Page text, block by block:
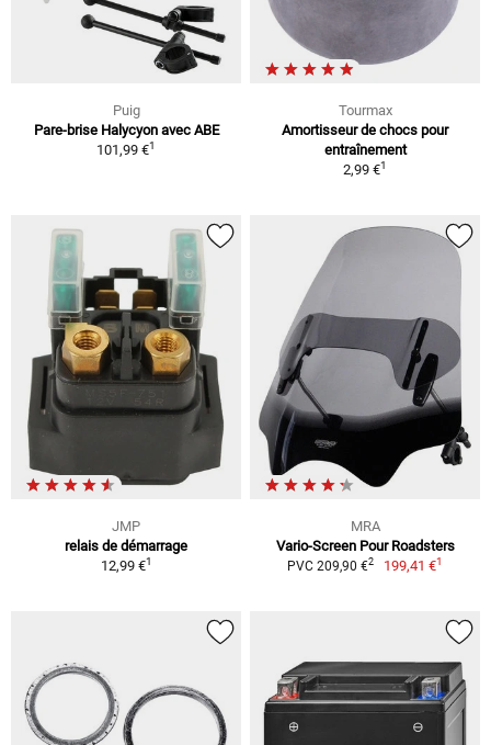
Puig
Pare-brise Halycyon avec ABE
101,99 €1
Tourmax
Amortisseur de chocs pour
entraînement
2,99 €1
JMP
relais de démarrage
12,99 €1
MRA
Vario-Screen Pour Roadsters
PVC 209,90 €2 199,41 €1